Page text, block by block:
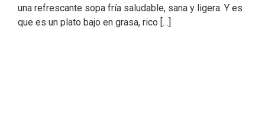
una refrescante sopa fría saludable, sana y ligera. Y es
que es un plato bajo en grasa, rico […]